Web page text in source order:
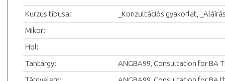
Kurzus típusa:
_Konzultációs gyakorlat,
Mikor:
Hol:
Tantárgy:
ANGBA99, Consultation for BA